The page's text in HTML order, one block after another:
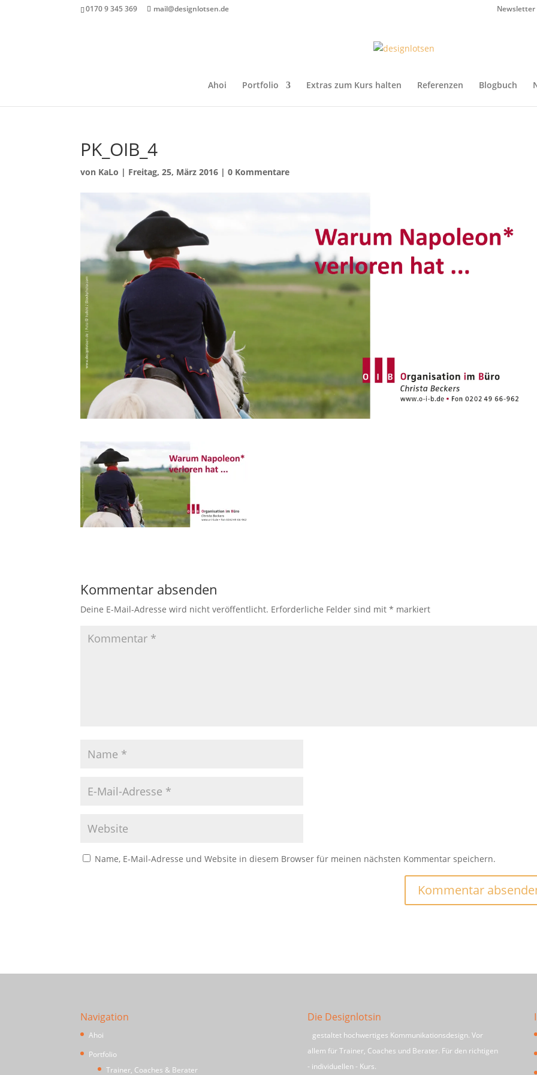
0170 9 345 369 mail@designlotsen.de Newsletter
Ahoi Portfolio Extras zum Kurs halten Referenzen Blogbuch
PK_OIB_4
von KaLo | Freitag, 25, März 2016 |0 Kommentare
Kommentar absenden
Deine E-Mail-Adresse wird nicht veröffentlicht. Erforderliche Felder sind mit* markiert
Name, E-Mail-Adresse und Website in diesem Browser für meinen nächsten Kommentar speichern.
Navigation
Ahoi
Portfolio
Trainer, Coaches & Berater
Die Designlotsin
gestaltet hochwertiges Kommunikationsdesign. Vor
allem für Trainer, Coaches und Berater. Für den richtigen
- individuellen - Kurs.